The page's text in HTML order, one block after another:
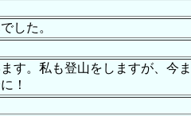
した。
す。私も登山をしますが、今
！